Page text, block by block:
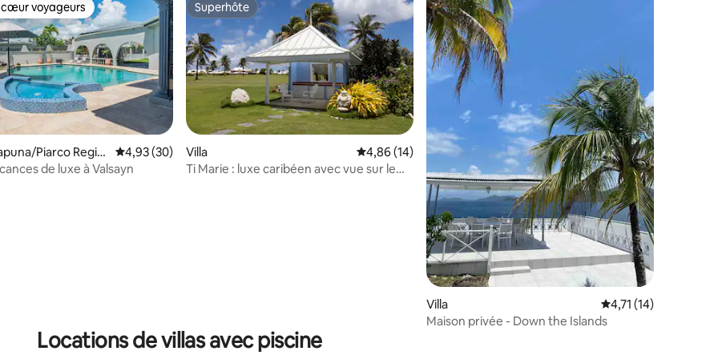
la base de 7 commentaires : 4,86 sur 5
voyageurs
voyageurs
Piarco Regio
Évaluation moyenne sur la base de 30 commentaires : 4,93 sur 5
4,93 (30)
de luxe à Valsayn
Superhôte
Superhôte
Villa Évaluation moyenne sur la base de 14 commentaires : 4,86 sur 5
4,86 (14)
Ti Marie : luxe caribéen avec vue sur le
Villa Évaluation moyenne
4,71 (14)
Maison privée - Down the Islands
Locations de villas avec piscine